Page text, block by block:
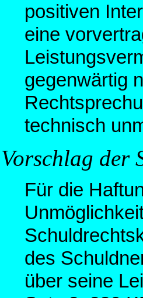
positiven
eine
gegenwärtig
technisch
Vorschlag der
Für die
des
über seine